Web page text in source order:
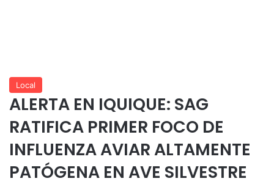
Local
ALERTA EN IQUIQUE: SAG
RATIFICA PRIMER FOCO DE
INFLUENZA AVIAR ALTAMENTE
PATÓGENA EN AVE SILVESTRE